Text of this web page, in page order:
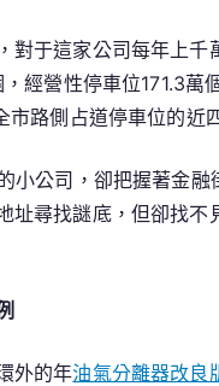
對于這家公司每年上
經營性停車位171.3萬
路側占道停車位的近
小公司，卻把握著金
址尋找謎底，但卻找
外的年油氣分離器改良